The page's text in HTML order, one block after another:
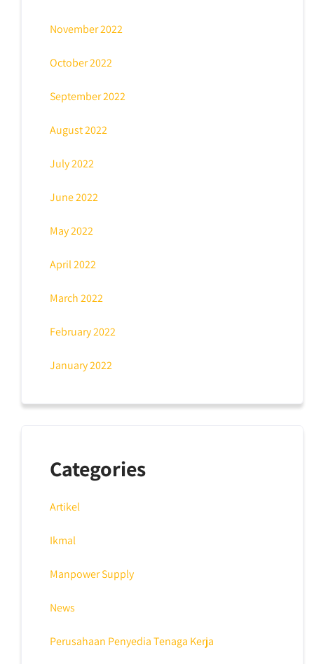
November 2022
October 2022
September 2022
August 2022
July 2022
June 2022
May 2022
April 2022
March 2022
February 2022
January 2022
Categories
Artikel
Ikmal
Manpower Supply
News
Perusahaan Penyedia Tenaga Kerja